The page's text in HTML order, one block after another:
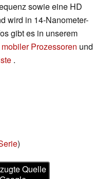
sowie eine HD
wird in 14-Nanometer-
gibt es in unserem
Prozessoren und
.
)
Quelle